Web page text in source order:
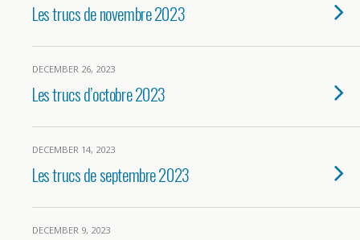
Les trucs de novembre 2023
DECEMBER 26, 2023
Les trucs d’octobre 2023
DECEMBER 14, 2023
Les trucs de septembre 2023
DECEMBER 9, 2023